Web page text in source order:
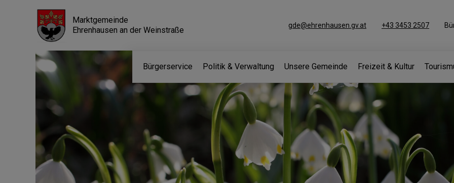
Marktgemeinde
Ehrenhausen an der Weinstraße
gde@ehrenhausen.gv.at +43 3453 2507
Bürgerservice Politik & Verwaltung Unsere Gemeinde Freizeit & Kultur